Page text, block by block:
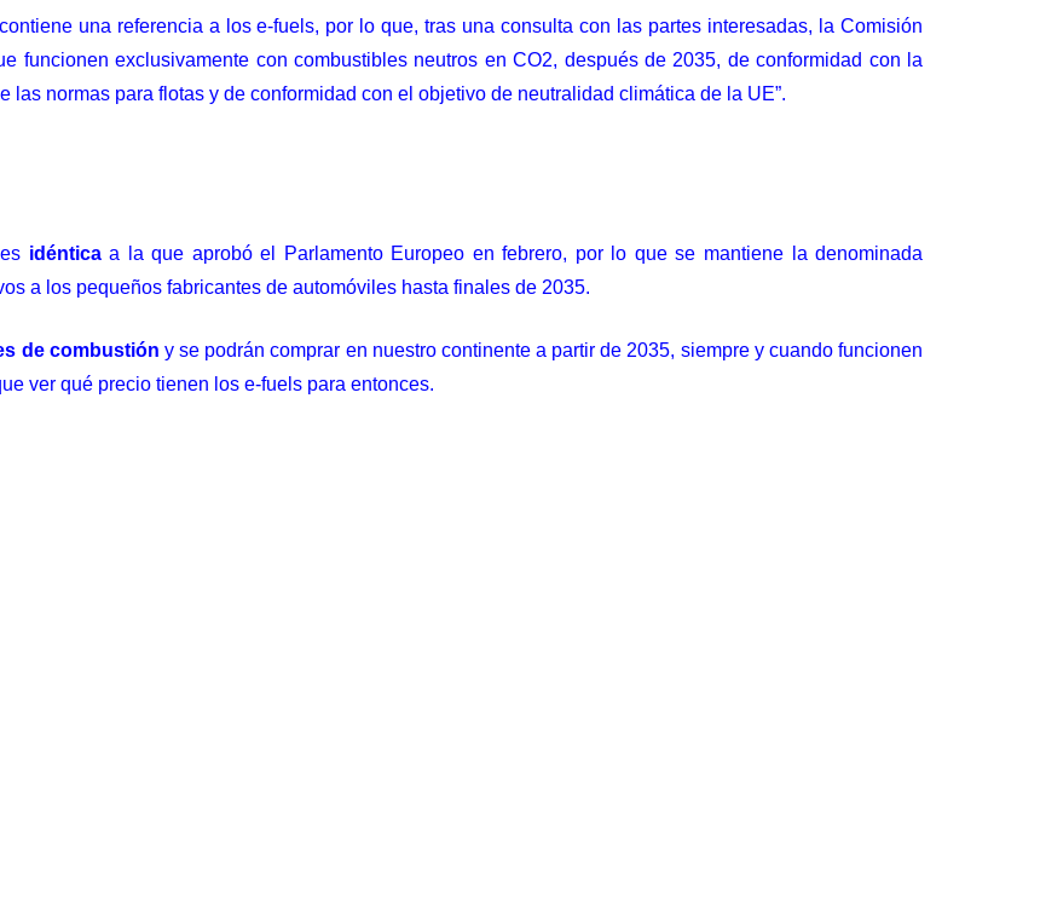
una referencia a los e-fuels, por lo que, tras una consulta con las partes interesadas, la Comisión
funcionen exclusivamente con combustibles neutros en CO2, después de 2035, de conformidad con la
normas para flotas y de conformidad con el objetivo de neutralidad climática de la UE”.
idénticaa la que aprobó el Parlamento Europeo en febrero, por lo que se mantiene
la denominada
a los pequeños fabricantes de automóviles hasta finales de 2035.
de combustión y se podrán comprar en nuestro continente a partir de 2035, siempre y cuando funcionen
ver qué precio tienen los e-fuels para entonces.